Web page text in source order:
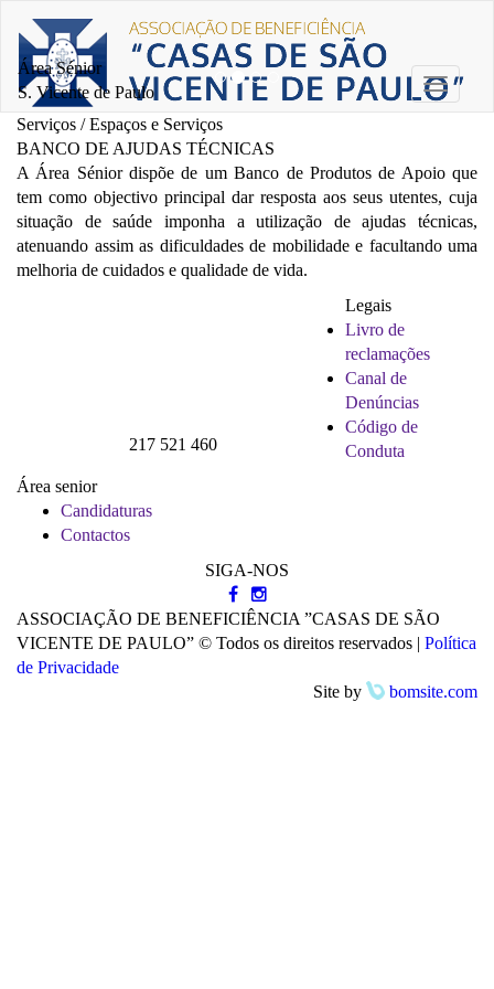
Toggle
Área Sénior
S. Vicente de Paulo
Serviços / Espaços e Serviços
BANCO DE AJUDAS TÉCNICAS
A Área Sénior dispõe de um Banco de Produtos de Apoio que
tem como objectivo principal dar resposta aos seus utentes, cuja
situação de saúde imponha a utilização de ajudas técnicas,
atenuando assim as dificuldades de mobilidade e facultando uma
melhoria de cuidados e qualidade de vida.
217 521 460
Legais
Livro de
reclamações
Canal de
Denúncias
Código de
Conduta
Área senior
Candidaturas
Contactos
SIGA-NOS
ASSOCIAÇÃO DE BENEFICIÊNCIA ”CASAS DE SÃO
VICENTE DE PAULO” © Todos os direitos reservados | Política
de Privacidade
Site by
bomsite.com